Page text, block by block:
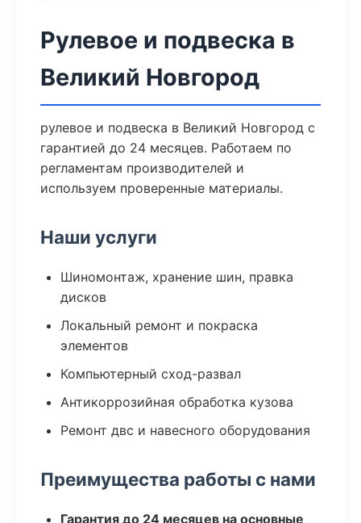
Рулевое и подвеска в
Великий Новгород
рулевое и подвеска в Великий Новгород с
гарантией до 24 месяцев. Работаем по
регламентам производителей и
используем проверенные материалы.
Наши услуги
Шиномонтаж, хранение шин, правка
дисков
Локальный ремонт и покраска
элементов
Компьютерный сход-развал
Антикоррозийная обработка кузова
Ремонт двс и навесного оборудования
Преимущества работы с нами
Гарантия до 24 месяцев на основные